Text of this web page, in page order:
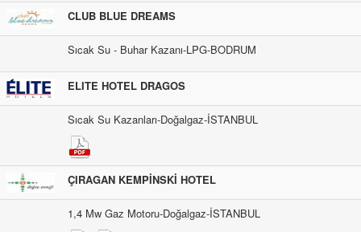
CLUB BLUE DREAMS
Sıcak Su - Buhar Kazanı-LPG-BODRUM
ELITE HOTEL DRAGOS
Sıcak Su Kazanları-Doğalgaz-İSTANBUL
ÇIRAGAN KEMPİNSKİ HOTEL
1,4 Mw Gaz Motoru-Doğalgaz-İSTANBUL